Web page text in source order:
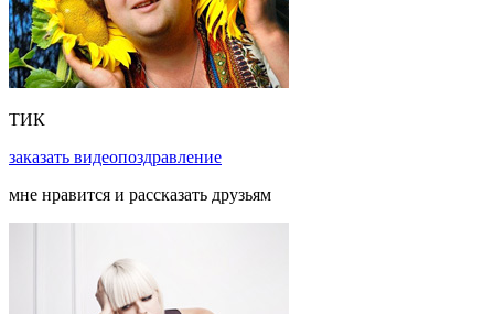
ТИК
заказать видеопоздравление
мне нравится и рассказать друзьям